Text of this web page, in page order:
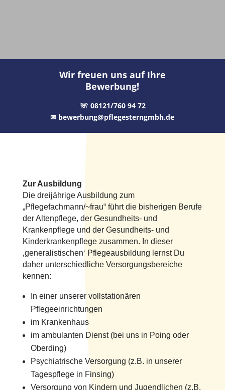
Wir freuen uns auf Ihre
Bewerbung!
☏ 08121/760 94 72
✉︎ bewerbung@pflegesterngmbh.de
Zur Ausbildung
Die dreijährige Ausbildung zum
„Pflegefachmann/~frau“ führt die bisherigen Berufe
der Altenpflege, der Gesundheits- und
Krankenpflege und der Gesundheits- und
Kinderkrankenpflege zusammen. In dieser
‚generalistischen‘ Pflegeausbildung lernst Du
daher unterschiedliche Versorgungsbereiche
kennen:
In einer unserer vollstationären
Pflegeeinrichtungen
im Krankenhaus
im ambulanten Dienst (bei uns in Poing oder
Oberding)
Psychiatrische Versorgung (z.B. in unserer
Tagespflege in Finsing)
Versorgung von Kindern und Jugendlichen (z.B.